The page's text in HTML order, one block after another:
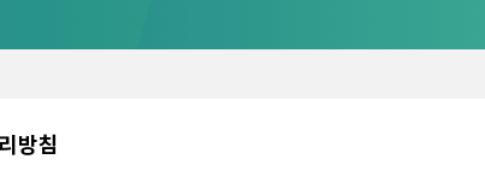
방침